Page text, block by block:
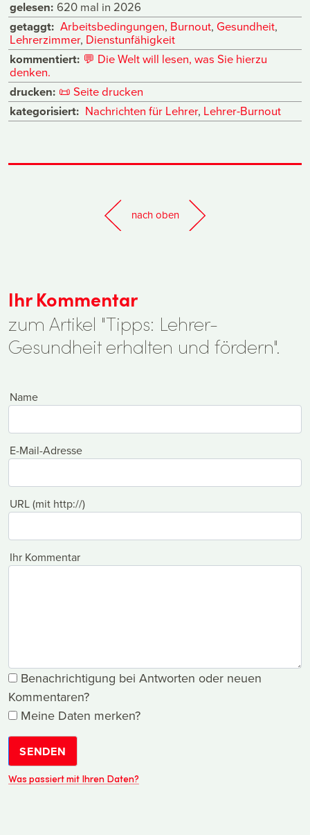
gelesen: 620 mal in 2026
getaggt: Arbeitsbedingungen, Burnout, Gesundheit,
Lehrerzimmer, Dienstunfähigkeit
kommentiert: 💬 Die Welt will lesen, was Sie hierzu
denken.
drucken: 📜 Seite drucken
kategorisiert: Nachrichten für Lehrer, Lehrer-Burnout
nach oben
Ihr Kommentar
zum Artikel "Tipps: Lehrer-
Gesundheit erhalten und fördern".
Name
E-Mail-Adresse
URL (mit http://)
Ihr Kommentar
Benachrichtigung bei Antworten oder neuen
Kommentaren?
Meine Daten merken?
SENDEN
Was passiert mit Ihren Daten?